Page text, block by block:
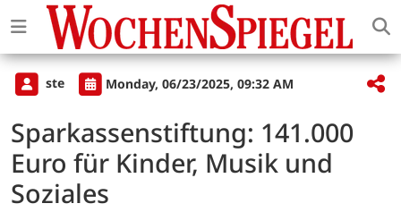
ste Monday, 06/23/2025, 09:32 AM
Sparkassenstiftung: 141.000
Euro für Kinder, Musik und
Soziales